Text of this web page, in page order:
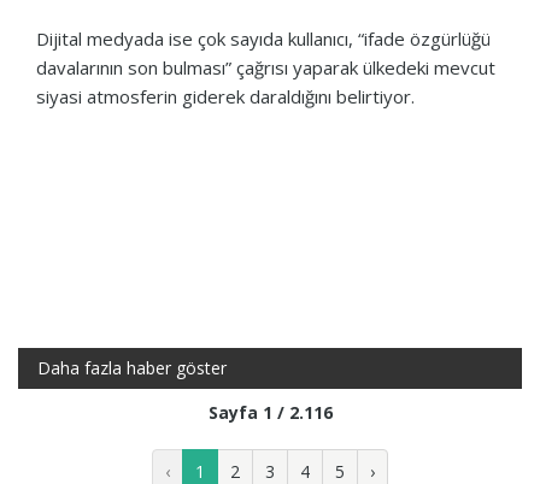
Dijital medyada ise çok sayıda kullanıcı, “ifade özgürlüğü
davalarının son bulması” çağrısı yaparak ülkedeki mevcut
siyasi atmosferin giderek daraldığını belirtiyor.
Daha fazla haber göster
Sayfa 1 / 2.116
‹ 1 2 3 4 5 ›